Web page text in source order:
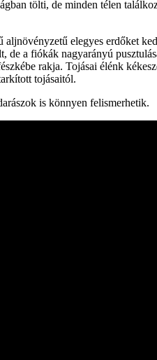
tölti, de minden télen
elegyes erdőket
a fiókák nagyarányú
rakja. Tojásai élénk
tojásaitól.
is könnyen felismerhetik.